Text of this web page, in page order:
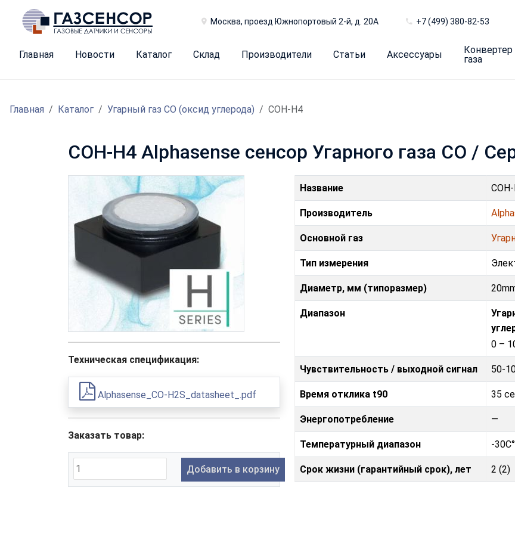
Москва, проезд Южнопортовый 2-й, д. 20А +7 (499) 380-82-53
Главная Новости Каталог Склад Производители Статьи Аксессуары
Конвертер
газа
Главная Каталог Угарный газ CO (оксид углерода) COH-H4
COH-H4 Alphasense сенсор Угарного газа CO /
Техническая спецификация:
Alphasense_CO-H2S_datasheet_.pdf
Заказать товар:
Добавить в корзину
Название
Производитель
Основной газ
Тип измерения
Диаметр, мм (типоразмер)
Диапазон
0 –
Чувствительность / выходной сигнал 50-
Время отклика t90 35
Энергопотребление —
Температурный диапазон -
Срок жизни (гарантийный срок), лет 2 (2)